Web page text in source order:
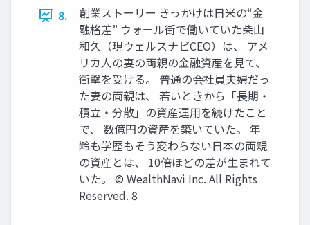
8.
創業ストーリー きっかけは⽇⽶の“⾦
融格差” ウォール街で働いていた柴⼭
和久（現ウェルスナビCEO）は、 アメ
リカ⼈の妻の両親の⾦融資産を⾒て、
衝撃を受ける。 普通の会社員夫婦だっ
た妻の両親は、 若いときから「⻑期‧
積⽴‧分散」の資産運⽤を続けたこと
で、 数億円の資産を築いていた。 年
齢も学歴もそう変わらない⽇本の両親
の資産とは、 10倍ほどの差が⽣まれて
いた。 © WealthNavi Inc. All Rights
Reserved. 8